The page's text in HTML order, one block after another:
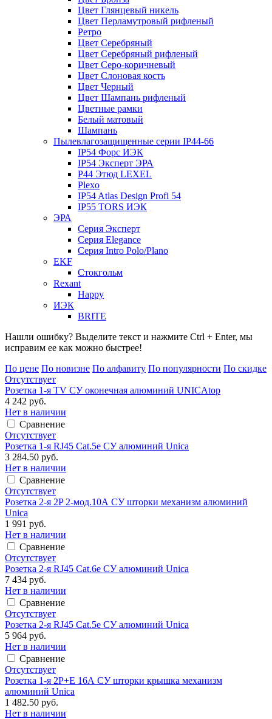
Цвет Глянцевый никель
Цвет Перламутровый рифленый
Ретро
Цвет Серебряный
Цвет Серебряный рифленый
Цвет Серо-коричневый
Цвет Слоновая кость
Цвет Черный
Цвет Шампань рифленый
Цветные рамки
Белый матовый
Шампань
Пылевлагозащищенные серии IP44-66
IP54 Форс ИЭК
IP54 Эксперт ЭРА
P44 Этюд LEXEL
Plexo
IP54 Atlas Design Profi 54
IP55 TORS ИЭК
ЭРА
Серия Эксперт
Серия Elegance
Серия Intro Polo/Plano
EKF
Стокгольм
Rexant
Happy
ИЭК
BRITE
Нашли ошибку? Выделите текст и нажмите Ctrl + Enter, мы
исправим ее как можно быстрее!
По цене По новизне По алфавиту По популярности По скидке
Отсутствует
Розетка 1-я TV СУ оконечная алюминий UNICAtop
4 242 руб.
Нет в наличии
Сравнение
Отсутствует
Розетка 1-я RJ45 Cat.5e СУ алюминий Unica
3 284.50 руб.
Нет в наличии
Сравнение
Отсутствует
Розетка 2-я 2P 2-мод.10А СУ шторки механизм алюминий
Unica
1 991 руб.
Нет в наличии
Сравнение
Отсутствует
Розетка 2-я RJ45 Cat.6e СУ алюминий Unica
7 434 руб.
Нет в наличии
Сравнение
Отсутствует
Розетка 2-я RJ45 Cat.5e СУ алюминий Unica
5 964 руб.
Нет в наличии
Сравнение
Отсутствует
Розетка 1-я 2Р+Е 16А СУ шторки крышка механизм
алюминий Unica
1 482.50 руб.
Нет в наличии